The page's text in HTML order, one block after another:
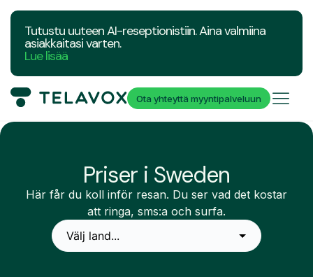
Tutustu uuteen AI-reseptionistiin. Aina valmiina
asiakkaitasi varten.
Lue lisää
Ota yhteyttä myyntipalveluun
Priser i Sweden
Här får du koll inför resan. Du ser vad det kostar
att ringa, sms:a och surfa.